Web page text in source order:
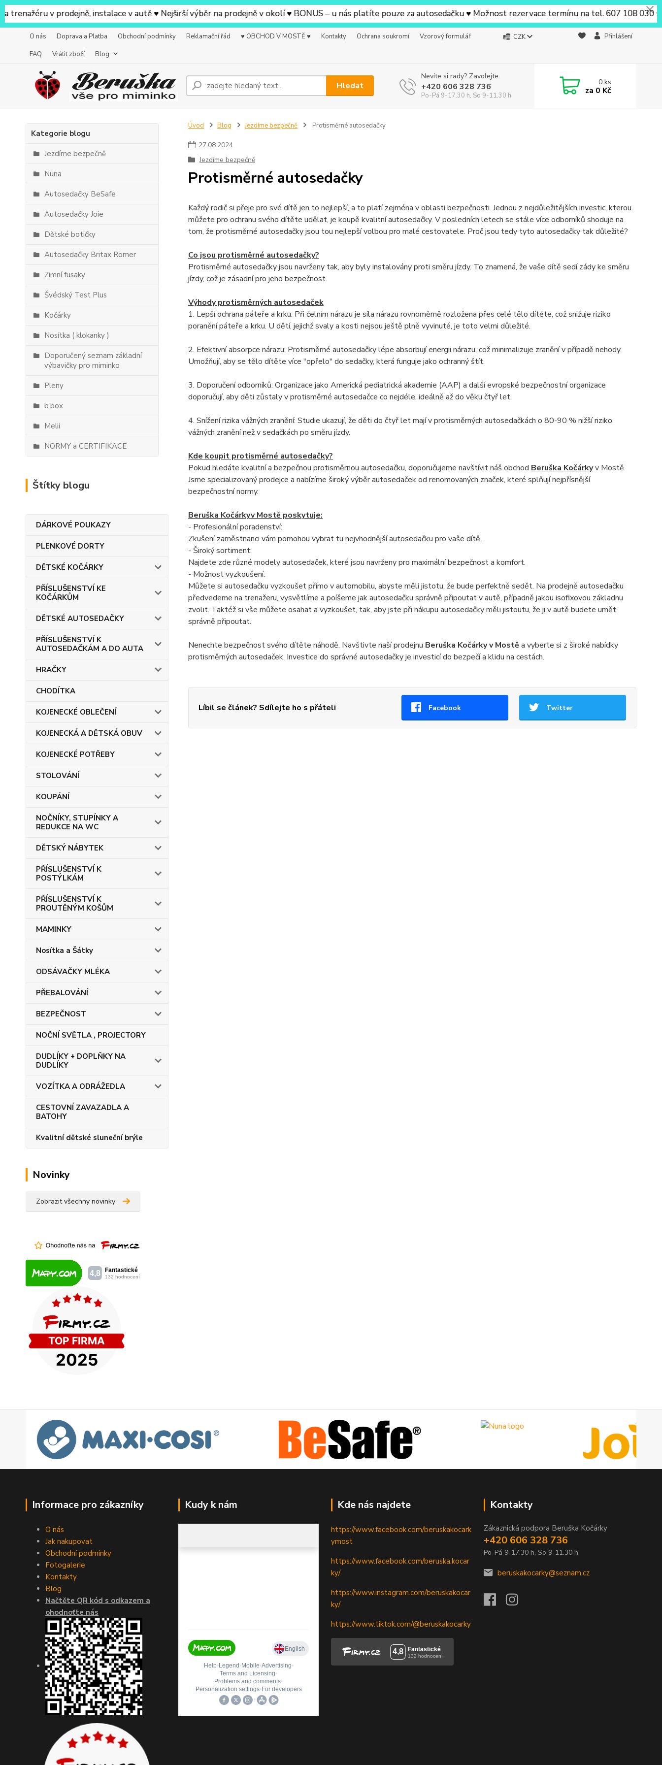
v prodejně, instalace v autě ♥ Nejširší výběr na prodejně v okolí ♥ BONUS – u nás platíte pouze za autosedačku ♥ Možnost rezervace termínu na tel. 607 108 030 ♥ V
O nás Doprava a Platba Obchodní podmínky Reklamační řád ♥ OBCHOD V MOSTĚ ♥ Kontakty Ochrana soukromí
Vzorový formulář
FAQ
Vrátit zboží Blog
CZK Přihlášení
Hledat
Nevíte si rady? Zavolejte.
+420 606 328 736
Po-Pá 9-17.30 h, So 9-11.30 h
0ks
za 0 Kč
Kategorie blogu
Jezdíme bezpečně
Nuna
Autosedačky BeSafe
Autosedačky Joie
Dětské botičky
Autosedačky Britax Römer
Zimní fusaky
Švédský Test Plus
Kočárky
Nosítka ( klokanky )
Doporučený seznam základní
výbavičky pro miminko
Pleny
b.box
Melii
NORMY a CERTIFIKACE
Štítky blogu
DÁRKOVÉ POUKAZY
PLENKOVÉ DORTY
DĚTSKÉ KOČÁRKY
PŘÍSLUŠENSTVÍ KE
KOČÁRKŮM
DĚTSKÉ AUTOSEDAČKY
PŘÍSLUŠENSTVÍ K
AUTOSEDAČKÁM A DO AUTA
HRAČKY
CHODÍTKA
KOJENECKÉ OBLEČENÍ
KOJENECKÁ A DĚTSKÁ OBUV
KOJENECKÉ POTŘEBY
STOLOVÁNÍ
KOUPÁNÍ
NOČNÍKY, STUPÍNKY A
REDUKCE NA WC
DĚTSKÝ NÁBYTEK
PŘÍSLUŠENSTVÍ K
POSTÝLKÁM
PŘÍSLUŠENSTVÍ K
PROUTĚNÝM KOŠŮM
MAMINKY
Nosítka a Šátky
ODSÁVAČKY MLÉKA
PŘEBALOVÁNÍ
BEZPEČNOST
NOČNÍ SVĚTLA , PROJECTORY
DUDLÍKY + DOPLŇKY NA
DUDLÍKY
VOZÍTKA A ODRÁŽEDLA
CESTOVNÍ ZAVAZADLA A
BATOHY
Kvalitní dětské sluneční brýle
Novinky
Zobrazit všechny novinky
Úvod Blog Jezdíme bezpečně Protisměrné autosedačky
27.08.2024
Jezdíme bezpečně
Protisměrné autosedačky
Každý rodič si přeje pro své dítě jen to nejlepší, a to platí zejména v oblasti bezpečnosti. Jednou z nejdůležitějších investic, kterou
můžete pro ochranu svého dítěte udělat, je koupě kvalitní autosedačky. V posledních letech se stále více odborníků shoduje na
tom, že protisměrné autosedačky jsou tou nejlepší volbou pro malé cestovatele. Proč jsou tedy tyto autosedačky tak důležité?
Co jsou protisměrné autosedačky?
Protisměrné autosedačky jsou navrženy tak, aby byly instalovány proti směru jízdy. To znamená, že vaše dítě sedí zády ke směru
jízdy, což je zásadní pro jeho bezpečnost.
Výhody protisměrných autosedaček
1. Lepší ochrana páteře a krku: Při čelním nárazu je síla nárazu rovnoměrně rozložena přes celé tělo dítěte, což snižuje riziko
poranění páteře a krku. U dětí, jejichž svaly a kosti nejsou ještě plně vyvinuté, je toto velmi důležité.
2. Efektivní absorpce nárazu: Protisměrné autosedačky lépe absorbují energii nárazu, což minimalizuje zranění v případě nehody.
Umožňují, aby se tělo dítěte více "opřelo" do sedačky, která funguje jako ochranný štít.
3. Doporučení odborníků: Organizace jako Americká pediatrická akademie (AAP) a další evropské bezpečnostní organizace
doporučují, aby děti zůstaly v protisměrné autosedačce co nejdéle, ideálně až do věku čtyř let.
4. Snížení rizika vážných zranění: Studie ukazují, že děti do čtyř let mají v protisměrných autosedačkách o 80-90 % nižší riziko
vážných zranění než v sedačkách po směru jízdy.
Kde koupit protisměrné autosedačky?
Pokud hledáte kvalitní a bezpečnou protisměrnou autosedačku, doporučujeme navštívit náš obchod Beruška Kočárkyv Mostě.
Jsme specializovaný prodejce a nabízíme široký výběr autosedaček od renomovaných značek, které splňují nejpřísnější
bezpečnostní normy.
Beruška Kočárkyv Mostě poskytuje:
- Profesionální poradenství:
Zkušení zaměstnanci vám pomohou vybrat tu nejvhodnější autosedačku pro vaše dítě.
- Široký sortiment:
Najdete zde různé modely autosedaček, které jsou navrženy pro maximální bezpečnost a komfort.
- Možnost vyzkoušení:
Můžete si autosedačku vyzkoušet přímo v automobilu, abyste měli jistotu, že bude perfektně sedět. Na prodejně autosedačku
předvedeme na trenažeru, vysvětlíme a poíšeme jak autosedačku správně připoutat v autě, případně jakou isofixovou základnu
zvolit. Taktéž si vše můžete osahat a vyzkoušet, tak, aby jste při nákupu autosedačky měli jistoutu, že ji v autě budete umět
správně připoutat.
Nenechte bezpečnost svého dítěte náhodě. Navštivte naší prodejnu Beruška Kočárky v Mostě a vyberte si z široké nabídky
protisměrných autosedaček. Investice do správné autosedačky je investicí do bezpečí a klidu na cestách.
Líbil se článek? Sdílejte ho s přáteli Facebook Twitter
Informace pro zákazníky
O nás
Jak nakupovat
Obchodní podmínky
Fotogalerie
Kontakty
Blog
Načtěte QR kód s odkazem a
ohodnoťte nás
Kudy k nám Kde nás najdete
https://www.facebook.com/beruskakocark
ymost
https://www.facebook.com/beruska.kocar
ky/
https://www.instagram.com/beruskakocar
ky/
https://www.tiktok.com/@beruskakocarky
Kontakty
Zákaznická podpora Beruška Kočárky
+420 606 328 736
Po-Pá 9-17.30 h, So 9-11.30 h
beruskakocarky@seznam.cz